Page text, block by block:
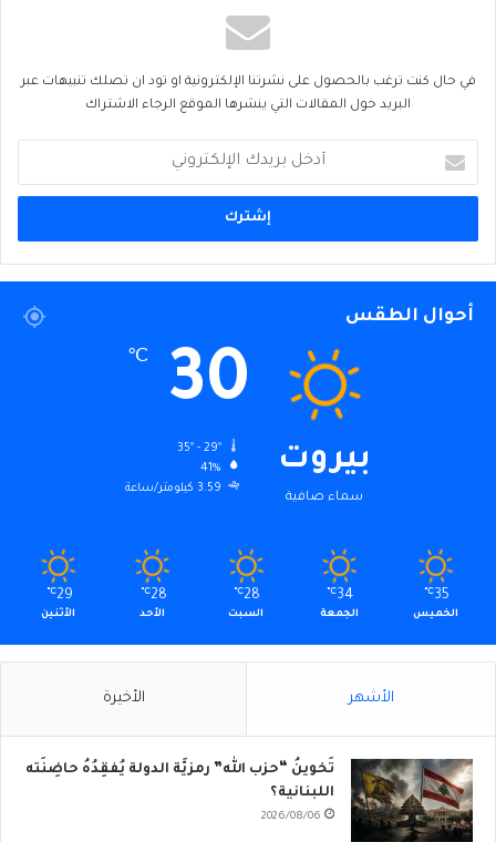
في حال كنت ترغب بالحصول على نشرتنا الإلكترونية او تود ان تصلك تنبيهات عبر
البريد حول المقالات التي ينشرها الموقع الرجاء الاشتراك
بريدك
الإلكتروني
أحوال الطقس
بيروت
سماء صافية
30
℃
41%
3.59 كيلومتر/ساعة
35
℃
الخميس
34
℃
الجمعة
28
℃
السبت
28
℃
الأحد
29
℃
الأثنين
الأشهر الأخيرة
تَخوينُ “حزب الله” رمزيَّة الدولة يُفقِدُهُ حاضِنَته
اللبنانية؟
2026/08/06